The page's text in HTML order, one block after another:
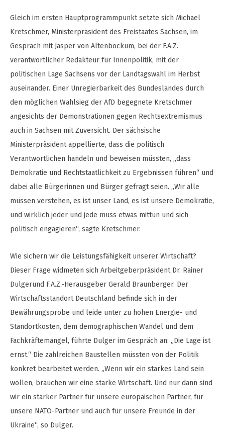
Gleich im ersten Hauptprogrammpunkt setzte sich Michael
Kretschmer, Ministerpräsident des Freistaates Sachsen, im
Gespräch mit Jasper von Altenbockum, bei der F.A.Z.
verantwortlicher Redakteur für Innenpolitik, mit der
politischen Lage Sachsens vor der Landtagswahl im Herbst
auseinander. Einer Unregierbarkeit des Bundeslandes durch
den möglichen Wahlsieg der AfD begegnete Kretschmer
angesichts der Demonstrationen gegen Rechtsextremismus
auch in Sachsen mit Zuversicht. Der sächsische
Ministerpräsident appellierte, dass die politisch
Verantwortlichen handeln und beweisen müssten, „dass
Demokratie und Rechtstaatlichkeit zu Ergebnissen führen“ und
dabei alle Bürgerinnen und Bürger gefragt seien. „Wir alle
müssen verstehen, es ist unser Land, es ist unsere Demokratie,
und wirklich jeder und jede muss etwas mittun und sich
politisch engagieren“, sagte Kretschmer.
Wie sichern wir die Leistungsfähigkeit unserer Wirtschaft?
Dieser Frage widmeten sich Arbeitgeberpräsident Dr. Rainer
Dulgerund F.A.Z.-Herausgeber Gerald Braunberger. Der
Wirtschaftsstandort Deutschland befinde sich in der
Bewährungsprobe und leide unter zu hohen Energie- und
Standortkosten, dem demographischen Wandel und dem
Fachkräftemangel, führte Dulger im Gespräch an: „Die Lage ist
ernst.“ Die zahlreichen Baustellen müssten von der Politik
konkret bearbeitet werden. „Wenn wir ein starkes Land sein
wollen, brauchen wir eine starke Wirtschaft. Und nur dann sind
wir ein starker Partner für unsere europäischen Partner, für
unsere NATO-Partner und auch für unsere Freunde in der
Ukraine“, so Dulger.